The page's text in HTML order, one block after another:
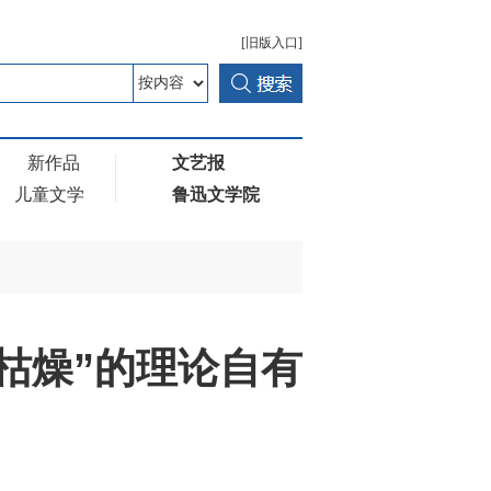
[旧版入口]
新作品
儿童文学
文艺报
鲁迅文学院
燥”的理论自有